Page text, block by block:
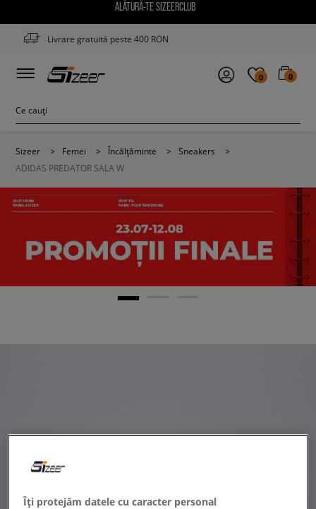
ALĂTURĂ-TE SIZEERCLUB
Livrare gratuită peste 400 RON
0 0
Sizeer > Femei > Încălțăminte > Sneakers
>
ADIDAS PREDATOR SALA W
Îți protejăm datele cu caracter personal